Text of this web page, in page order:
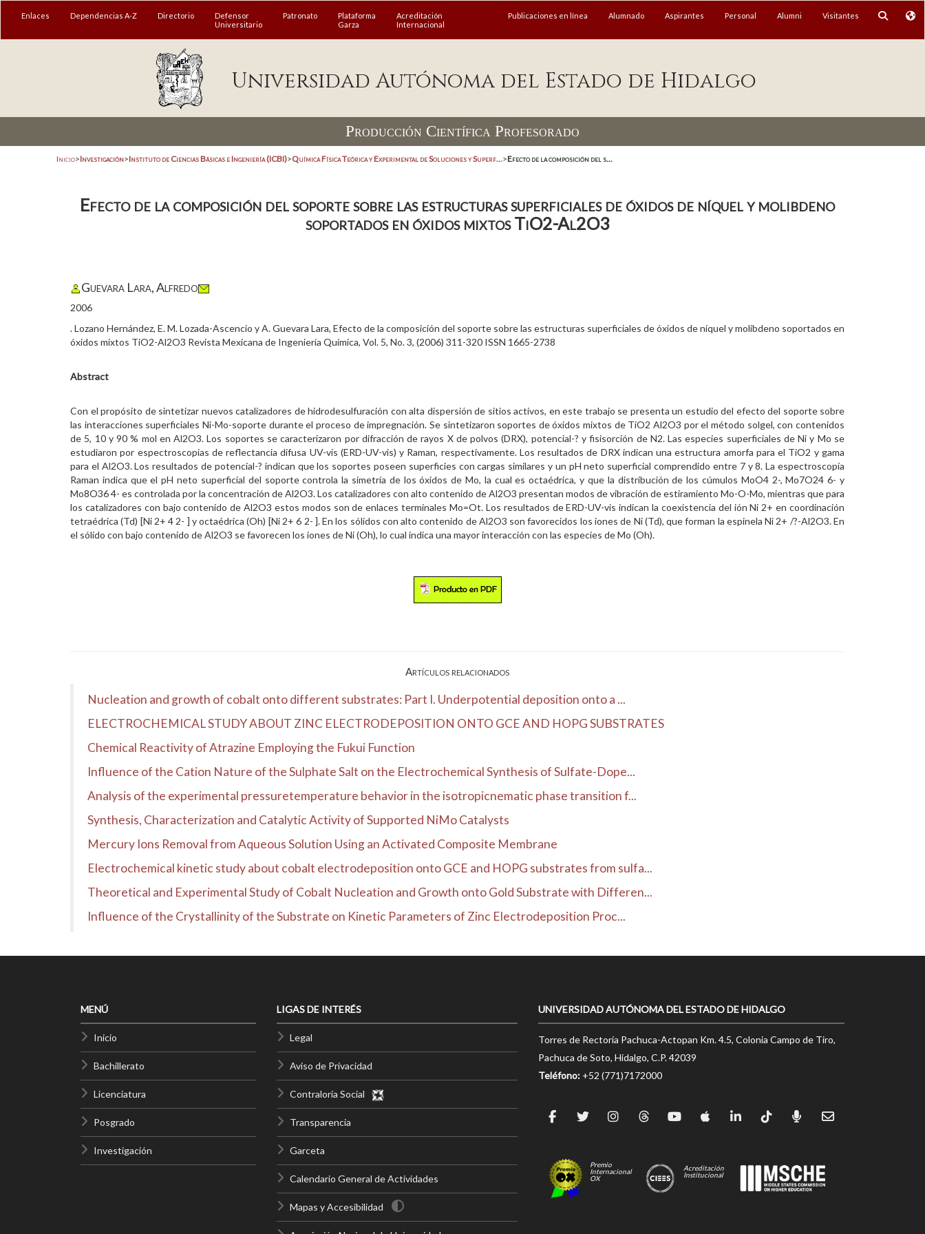
Enlaces Dependencias A-Z Directorio
Defensor
Universitario
Patronato
Plataforma
Garza
Acreditación
Internacional
Publicaciones en línea Alumnado Aspirantes Personal Alumni Visitantes
Universidad Autónoma del Estado de Hidalgo
Producción Científica Profesorado
Inicio>Investigación>Instituto de Ciencias Básicas e Ingeniería (ICBI)>Química Física Teórica y Experimental de Soluciones y Superf...>Efecto de la composición del s...
Efecto de la composición del soporte sobre las estructuras superficiales de óxidos de níquel y molibdeno
soportados en óxidos mixtos TiO2-Al2O3
Guevara Lara, Alfredo
2006
. Lozano Hernández, E. M. Lozada-Ascencio y A. Guevara Lara, Efecto de la composición del soporte sobre las estructuras superficiales de óxidos de níquel y molibdeno soportados en
óxidos mixtos TiO2-Al2O3 Revista Mexicana de Ingeniería Química, Vol. 5, No. 3, (2006) 311-320 ISSN 1665-2738
Abstract
Con el propósito de sintetizar nuevos catalizadores de hidrodesulfuración con alta dispersión de sitios activos, en este trabajo se presenta un estudio del efecto del soporte sobre
las interacciones superficiales Ni-Mo-soporte durante el proceso de impregnación. Se sintetizaron soportes de óxidos mixtos de TiO2 Al2O3 por el método solgel, con contenidos
de 5, 10 y 90 % mol en Al2O3. Los soportes se caracterizaron por difracción de rayos X de polvos (DRX), potencial-? y fisisorción de N2. Las especies superficiales de Ni y Mo se
estudiaron por espectroscopias de reflectancia difusa UV-vis (ERD-UV-vis) y Raman, respectivamente. Los resultados de DRX indican una estructura amorfa para el TiO2 y gama
para el Al2O3. Los resultados de potencial-? indican que los soportes poseen superficies con cargas similares y un pH neto superficial comprendido entre 7 y 8. La espectroscopía
Raman indica que el pH neto superficial del soporte controla la simetría de los óxidos de Mo, la cual es octaédrica, y que la distribución de los cúmulos MoO4 2-, Mo7O24 6- y
Mo8O36 4- es controlada por la concentración de Al2O3. Los catalizadores con alto contenido de Al2O3 presentan modos de vibración de estiramiento Mo-O-Mo, mientras que para
los catalizadores con bajo contenido de Al2O3 estos modos son de enlaces terminales Mo=Ot. Los resultados de ERD-UV-vis indican la coexistencia del ión Ni 2+ en coordinación
tetraédrica (Td) [Ni 2+ 4 2- ] y octaédrica (Oh) [Ni 2+ 6 2- ]. En los sólidos con alto contenido de Al2O3 son favorecidos los iones de Ni (Td), que forman la espinela Ni 2+ /?-Al2O3. En
el sólido con bajo contenido de Al2O3 se favorecen los iones de Ni (Oh), lo cual indica una mayor interacción con las especies de Mo (Oh).
Artículos relacionados
Nucleation and growth of cobalt onto different substrates: Part I. Underpotential deposition onto a ...
ELECTROCHEMICAL STUDY ABOUT ZINC ELECTRODEPOSITION ONTO GCE AND HOPG SUBSTRATES
Chemical Reactivity of Atrazine Employing the Fukui Function
Influence of the Cation Nature of the Sulphate Salt on the Electrochemical Synthesis of Sulfate-Dope...
Analysis of the experimental pressuretemperature behavior in the isotropicnematic phase transition f...
Synthesis, Characterization and Catalytic Activity of Supported NiMo Catalysts
Mercury Ions Removal from Aqueous Solution Using an Activated Composite Membrane
Electrochemical kinetic study about cobalt electrodeposition onto GCE and HOPG substrates from sulfa...
Theoretical and Experimental Study of Cobalt Nucleation and Growth onto Gold Substrate with Differen...
Influence of the Crystallinity of the Substrate on Kinetic Parameters of Zinc Electrodeposition Proc...
MENÚ
Inicio
Bachillerato
Licenciatura
Posgrado
Investigación
LIGAS DE INTERÉS
Legal
Aviso de Privacidad
Contraloría Social
Transparencia
Garceta
Calendario General de Actividades
Mapas y Accesibilidad
UNIVERSIDAD AUTÓNOMA DEL ESTADO DE HIDALGO
Torres de Rectoría Pachuca-Actopan Km. 4.5, Colonia Campo de Tiro,
Pachuca de Soto, Hidalgo, C.P. 42039
Teléfono: +52 (771)7172000
Premio
Internacional
OX
Acreditación
Institucional